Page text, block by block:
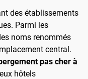
des établissements
Parmi les
noms renommés
central.
pas cher à
hôtels